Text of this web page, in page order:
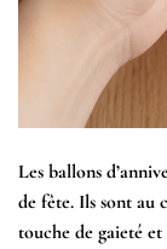
Les ballons
de fête. Ils sont au
touche de gaieté